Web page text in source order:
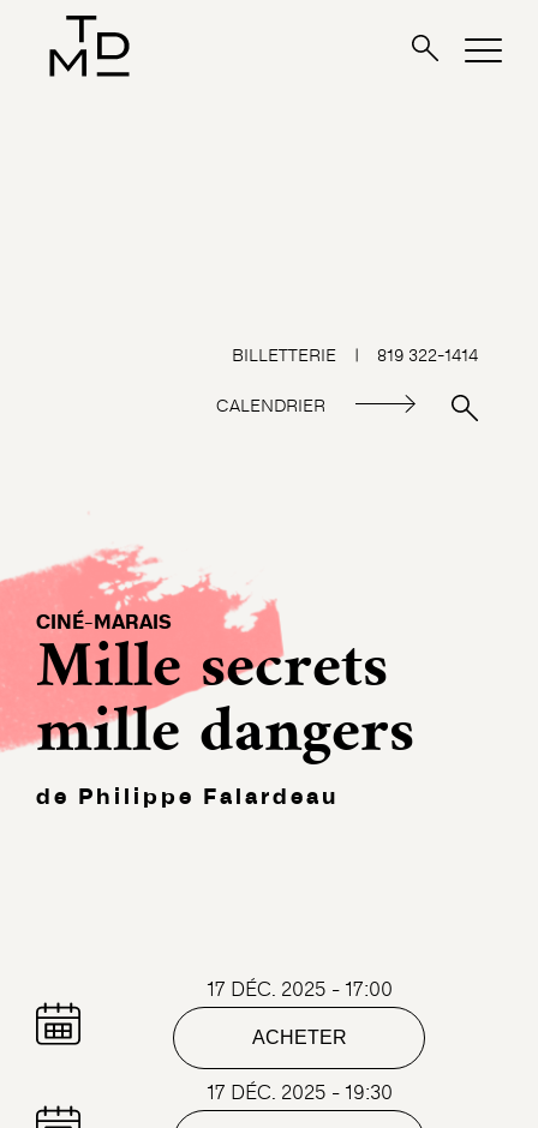
BILLETTERIE | 819 322-1414
CALENDRIER
CINÉ-MARAIS
Mille secrets
mille dangers
de Philippe Falardeau
17 DÉC. 2025 - 17:00
ACHETER
17 DÉC. 2025 - 19:30